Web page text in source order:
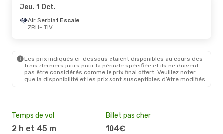
Air Serbia
ZRH - TIV
Air Serbia1 Escale
TIV- ZRH
Ven. 4 Sept.- Mar. 8 Sept.
Air Serbia1 Escale
ZRH- TIV
Air Serbia1 Escale
TIV - ZRH
Jeu. 1 Oct.
Air Serbia1 Escale
ZRH- TIV
Les prix indiqués ci-dessous étaient disponibles au cours des
trois derniers jours pour la période spécifiée et ils ne doivent
pas être considérés comme le prix final offert. Veuillez noter
que la disponibilité et les prix sont susceptibles d’être modifiés.
Temps de vol
2 h et 45 m
Billet pas cher
104€